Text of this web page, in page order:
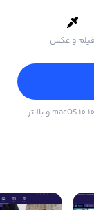
فیلم و عکس